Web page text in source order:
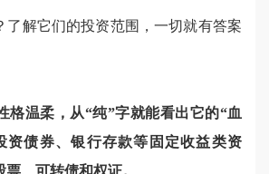
了解它们的投资范围，一切就有答案
格温柔，从“纯”字就能看出它的“血
资债券、银行存款等固定收益类资
、可转债和权证。